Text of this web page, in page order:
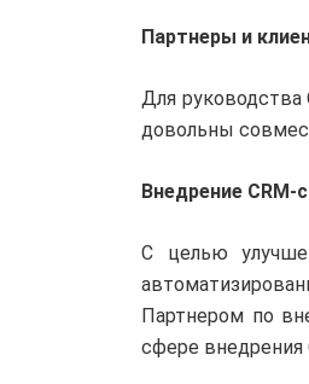
Партнеры и
Для
довольны
Внедрение CRM-
С целью
Партнером по
сфере внедрения